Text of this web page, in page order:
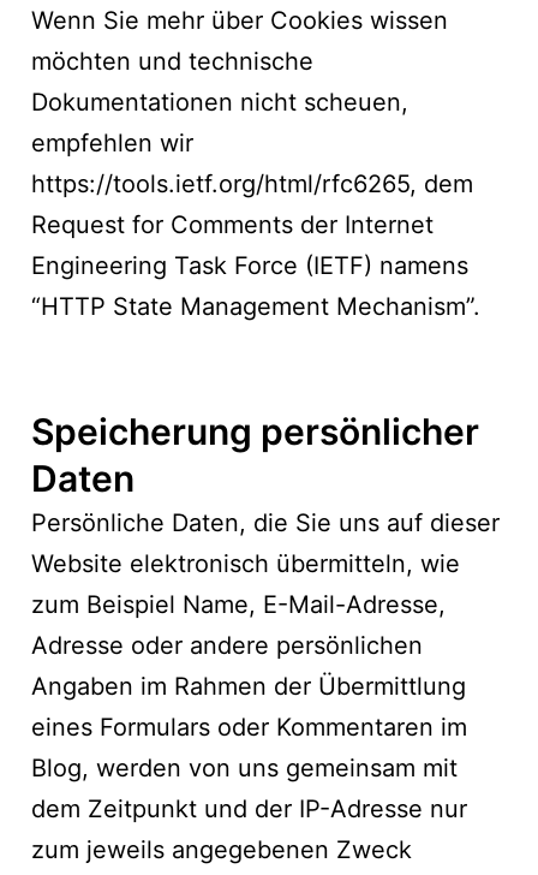
Wenn Sie mehr über Cookies wissen
möchten und technische
Dokumentationen nicht scheuen,
empfehlen wir
https://tools.ietf.org/html/rfc6265, dem
Request for Comments der Internet
Engineering Task Force (IETF) namens
“HTTP State Management Mechanism”.
Speicherung persönlicher
Daten
Persönliche Daten, die Sie uns auf dieser
Website elektronisch übermitteln, wie
zum Beispiel Name, E-Mail-Adresse,
Adresse oder andere persönlichen
Angaben im Rahmen der Übermittlung
eines Formulars oder Kommentaren im
Blog, werden von uns gemeinsam mit
dem Zeitpunkt und der IP-Adresse nur
zum jeweils angegebenen Zweck